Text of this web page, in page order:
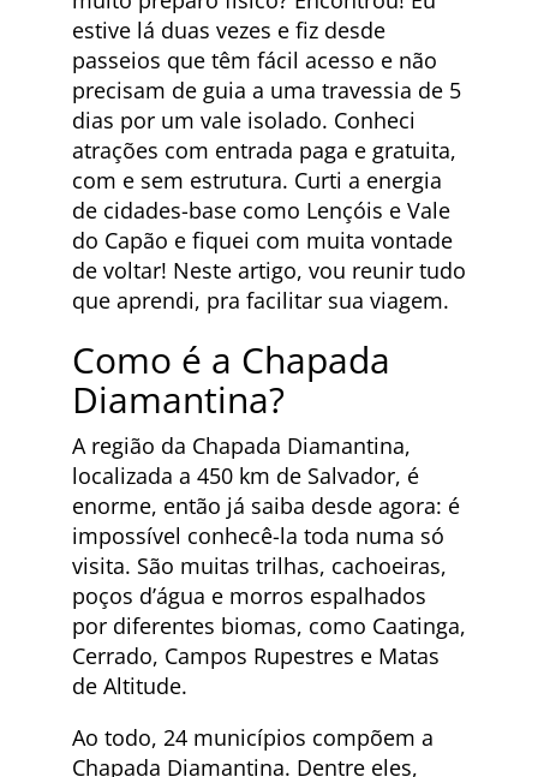
estive lá duas vezes e fiz desde
passeios que têm fácil acesso e não
precisam de guia a uma travessia de 5
dias por um vale isolado. Conheci
atrações com entrada paga e gratuita,
com e sem estrutura. Curti a energia
de cidades-base como Lençóis e Vale
do Capão e fiquei com muita vontade
de voltar! Neste artigo, vou reunir tudo
que aprendi, pra facilitar sua viagem.
Como é a Chapada
Diamantina?
A região da Chapada Diamantina,
localizada a 450 km de Salvador, é
enorme, então já saiba desde agora: é
impossível conhecê-la toda numa só
visita. São muitas trilhas, cachoeiras,
poços d’água e morros espalhados
por diferentes biomas, como Caatinga,
Cerrado, Campos Rupestres e Matas
de Altitude.
Ao todo, 24 municípios compõem a
Chapada Diamantina. Dentre eles,